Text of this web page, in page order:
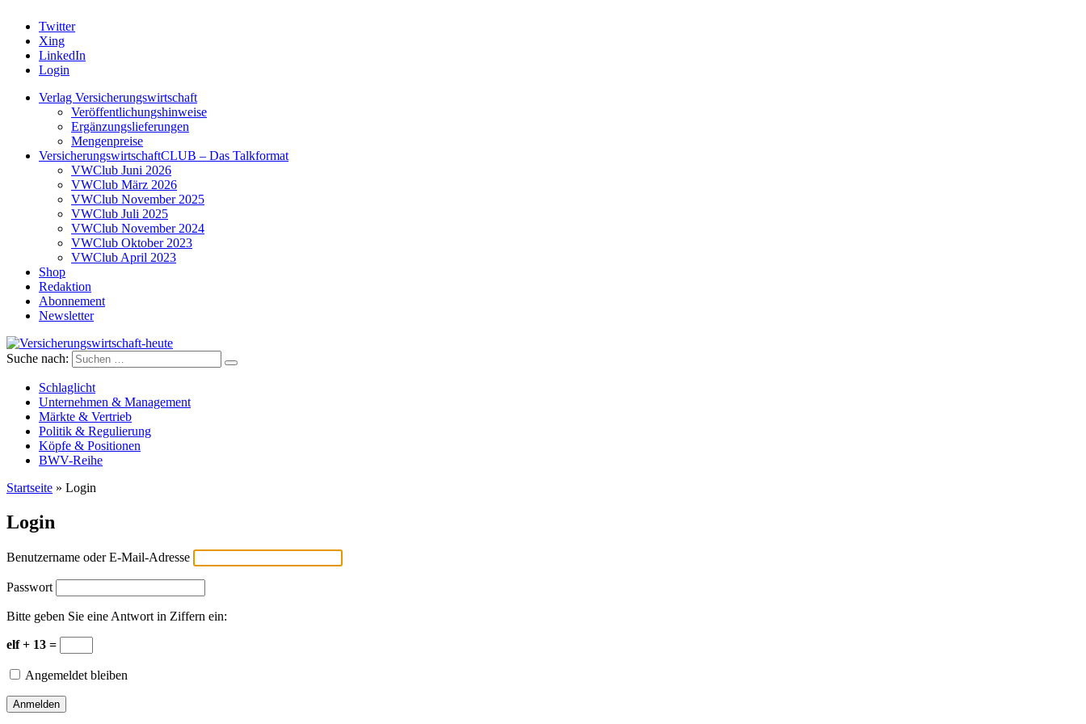
Twitter
Xing
LinkedIn
Login
Verlag Versicherungswirtschaft
Veröffentlichungshinweise
Ergänzungslieferungen
Mengenpreise
VersicherungswirtschaftCLUB – Das Talkformat
VWClub Juni 2026
VWClub März 2026
VWClub November 2025
VWClub Juli 2025
VWClub November 2024
VWClub Oktober 2023
VWClub April 2023
Shop
Redaktion
Abonnement
Newsletter
Versicherungswirtschaft-heute
Suche nach:
Schlaglicht
Unternehmen & Management
Märkte & Vertrieb
Politik & Regulierung
Köpfe & Positionen
BWV-Reihe
Startseite » Login
Login
Benutzername oder E-Mail-Adresse
Passwort
Bitte geben Sie eine Antwort in Ziffern ein:
elf + 13 =
Angemeldet bleiben